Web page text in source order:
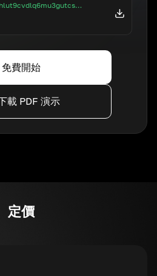
bc1q4n8ylvdvwlh6qps4hlut9cvdlq6mu3gutcsd5z
免費開始
載 PDF 演示
定價